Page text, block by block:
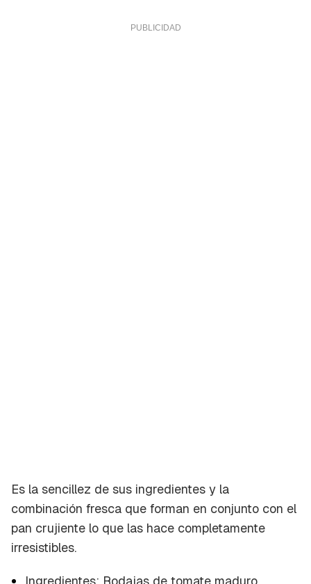
Guardar como favorito
Para poder guardar como favorito, primero has
de iniciar sesión con tu cuenta de Cocinatis.
Es la sencillez de sus ingredientes y la
combinación fresca que forman en conjunto con el
pan crujiente lo que las hace completamente
irresistibles.
Contenido enviado
Gracias por suscribirte a nuestro boletín.
ACEPTAR